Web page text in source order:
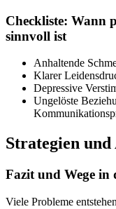
Checkliste: Wann
sinnvoll ist
Anhaltende
Klarer
Depressive
Ungelöste
Strategien
Fazit und Wege
Viele Probleme